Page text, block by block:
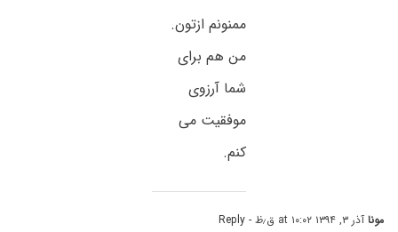
ممنونم ازتون.
من هم برای
شما آرزوی
موفقیت می
کنم.
موناآذر ۳, ۱۳۹۴ at ۱۰:۰۲ ق٫ظ - Reply